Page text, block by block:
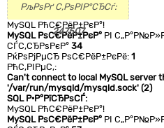
РљРѕРґ С‚РѕРІР°СЂСѓ:
247507
MySQL РћС€РёР±РєР°!
MySQL РѕС€РёР±РєР° РІ
СЃС‚СЂРѕРєР° 34
РќРѕРјРµСЂ РѕС€РёР±РєРё: 1
РћС‚РІРµС‚:
Can't connect to local MySQL server
'/var/run/mysqld/mysqld.sock' (2)
SQL Р·Р°РїСЂРѕСЃ:
MySQL РћС€РёР±РєР°!
MySQL РѕС€РёР±РєР° РІ